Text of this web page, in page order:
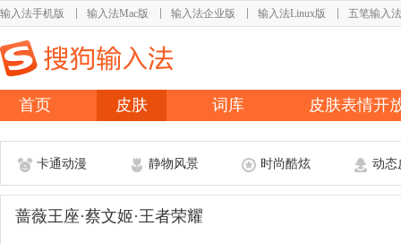
输入法手机版 输入法Mac版 输入法企业版 输入法Linux版 五笔输入法
首页 皮肤 词库 皮肤表情开
卡通动漫 静物风景 时尚酷炫 动态
蔷薇王座·蔡文姬·王者荣耀